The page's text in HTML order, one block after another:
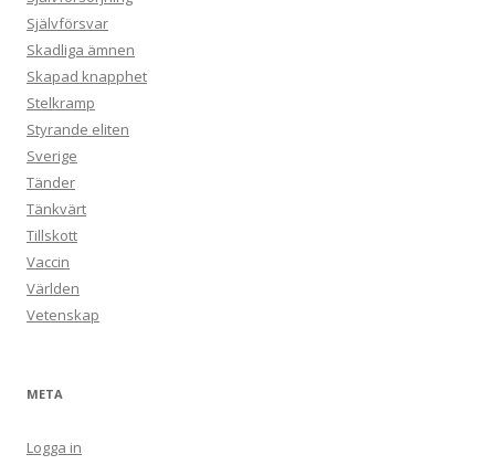
Självförsvar
Skadliga ämnen
Skapad knapphet
Stelkramp
Styrande eliten
Sverige
Tänder
Tänkvärt
Tillskott
Vaccin
Världen
Vetenskap
META
Logga in